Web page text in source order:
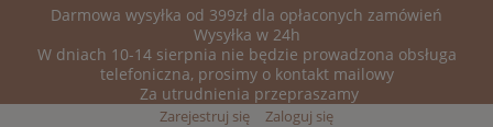
Darmowa wysyłka od 399zł dla opłaconych zamówień
Wysyłka w 24h
W dniach 10-14 sierpnia nie będzie prowadzona obsługa
telefoniczna, prosimy o kontakt mailowy
Za utrudnienia przepraszamy
Zarejestruj się Zaloguj się